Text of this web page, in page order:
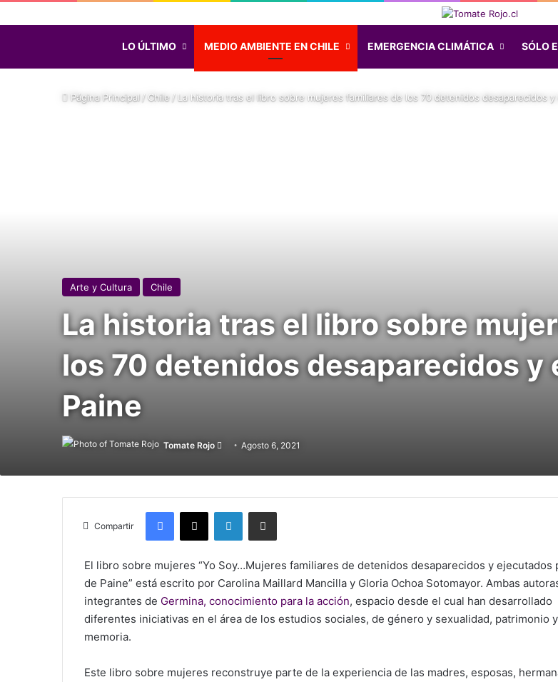
LO ÚLTIMO MEDIO AMBIENTE EN CHILE EMERGENCIA CLIMÁTICA SÓLO
Página Principal/Chile/La historia tras el libro sobre mujeres familiares de los 70 detenidos desaparecidos
Arte y Cultura Chile
La historia tras el libro sobre
los 70 detenidos desaparecidos y
Paine
Tomate Rojo
FollowAgosto 6, 2021
Compartir
El libro sobre mujeres “Yo Soy…Mujeres familiares de detenidos desaparecidos y ejecutados
de Paine” está escrito por Carolina Maillard Mancilla y Gloria Ochoa Sotomayor. Ambas
integrantes de Germina, conocimiento para la acción, espacio desde el cual han desarrollado
diferentes iniciativas en el área de los estudios sociales, de género y sexualidad, patrimonio y
memoria.
Este libro sobre mujeres reconstruye parte de la experiencia de las madres, esposas,